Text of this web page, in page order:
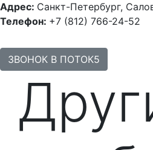
Адрес: Санкт-Петербург,
Телефон: +7 (812) 766-24-52
ЗВОНОК В ПОТОК5